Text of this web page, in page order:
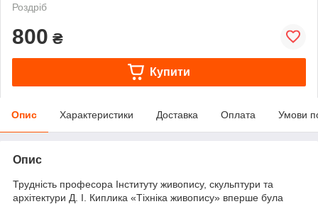
Роздріб
800 ₴
Купити
Опис Характеристики Доставка Оплата Умови
Опис
Трудність професора Інституту живопису, скульптури та
архітектури Д. І. Киплика «Тіхніка живопису» вперше була